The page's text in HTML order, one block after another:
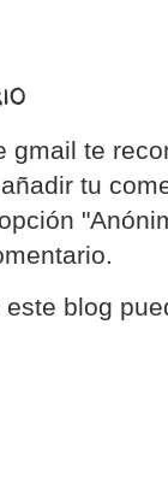
gmail te
tu
blog